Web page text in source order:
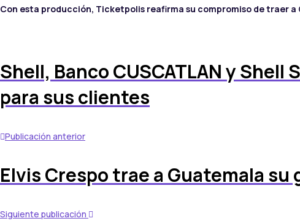
Con esta producción, Ticketpolis reafirma su compromiso de traer
Shell, Banco CUSCATLAN y
para sus clientes
Publicación anterior
Elvis Crespo trae a Guatemala su
Siguiente publicación